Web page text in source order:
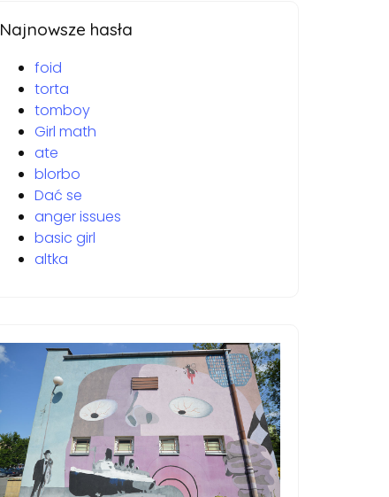
Najnowsze hasła
foid
torta
tomboy
Girl math
ate
blorbo
Dać se
anger issues
basic girl
altka